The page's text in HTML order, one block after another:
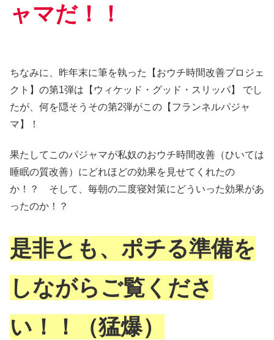
ャマだ！！
ちなみに、昨年末に筆を執った【おウチ時間改善プロジェ
クト】の第1弾は【ウィケッド・グッド・スリッパ】 でし
たが、何を隠そうその第2弾がこの【フランネルパジャ
マ】！
果たしてこのパジャマが私奴のおウチ時間改善（ひいては
睡眠の質改善）にどれほどの効果を見せてくれたの
か！？ そして、毎朝の二度寝対策にどういった効果があ
ったのか！？
是非とも、ポチる準備を
しながらご覧くださ
い！！（猛爆）